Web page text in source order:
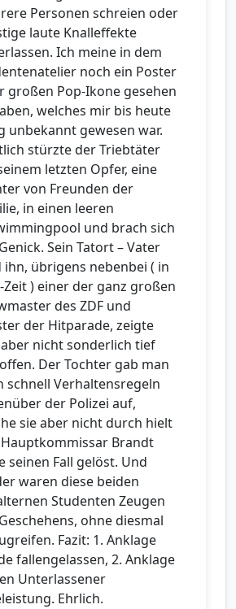
Personen schreien oder
laute Knalleffekte
Ich meine in dem
noch ein Poster
großen Pop-Ikone gesehen
welches mir bis heute
unbekannt gewesen war.
stürzte der Triebtäter
letzten Opfer, eine
von Freunden der
in einen leeren
und brach sich
Sein Tatort – Vater
ihn, übrigens nebenbei ( in
Zeit ) einer der ganz großen
des ZDF und
der Hitparade, zeigte
nicht sonderlich tief
Der Tochter gab man
schnell Verhaltensregeln
der Polizei auf,
sie aber nicht durch hielt
Brandt
seinen Fall gelöst. Und
waren diese beiden
Studenten Zeugen
ohne diesmal
Fazit: 1. Anklage
fallengelassen, 2. Anklage
Unterlassener
Ehrlich.